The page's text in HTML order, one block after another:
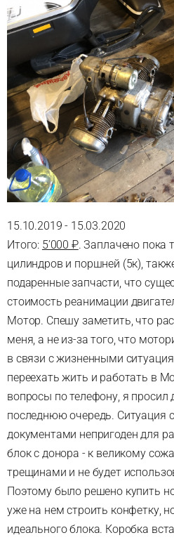
15.10.2019 - 15.03.2020
Итого: 5’000 ₽. Заплачено пока
цилиндров и поршней (5к),
подаренные запчасти, что
стоимость реанимации
Мотор. Спешу заметить, что
меня, а не из-за того, что
в связи с жизненными
переехать жить и работать в
вопросы по телефону, я просил
последнюю очередь. Ситуация
документами непригоден для
блок с донора - к великому
трещинами и не будет
Поэтому было решено купить
уже на нем строить конфетку,
идеального блока. Коробка